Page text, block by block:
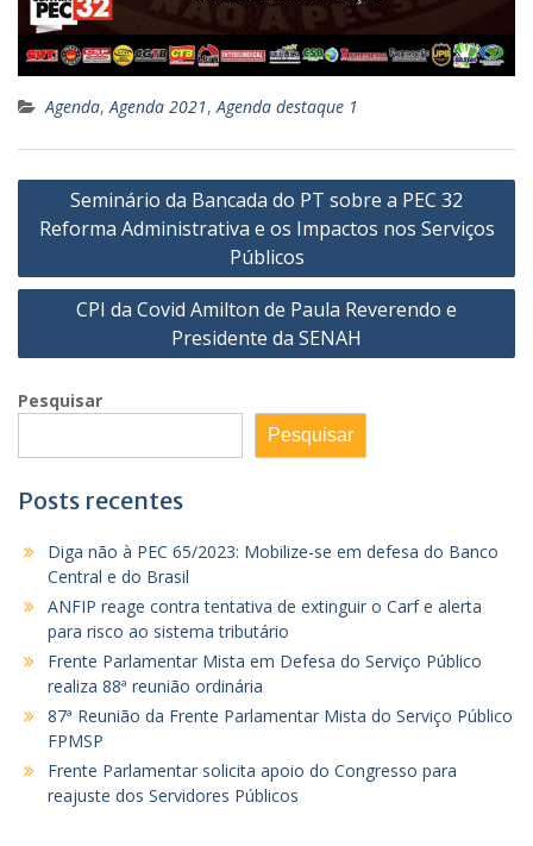
Agenda, Agenda 2021, Agenda destaque 1
Navegação
de
Seminário da Bancada do PT sobre a PEC 32
Reforma Administrativa e os Impactos nos Serviços
Públicos
CPI da Covid Amilton de Paula Reverendo e
Presidente da SENAH
Pesquisar
Pesquisar
Posts recentes
Diga não à PEC 65/2023: Mobilize-se em defesa do Banco
Central e do Brasil
ANFIP reage contra tentativa de extinguir o Carf e alerta
para risco ao sistema tributário
Frente Parlamentar Mista em Defesa do Serviço Público
realiza 88ª reunião ordinária
87ª Reunião da Frente Parlamentar Mista do Serviço Público
FPMSP
Frente Parlamentar solicita apoio do Congresso para
reajuste dos Servidores Públicos